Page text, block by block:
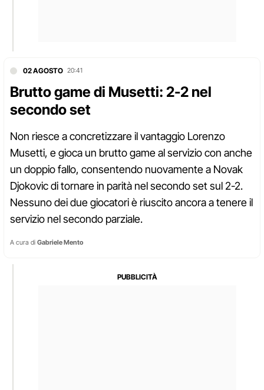
02 AGOSTO 20:41
Brutto game di Musetti: 2-2 nel
secondo set
Non riesce a concretizzare il vantaggio Lorenzo
Musetti, e gioca un brutto game al servizio con anche
un doppio fallo, consentendo nuovamente a Novak
Djokovic di tornare in parità nel secondo set sul 2-2.
Nessuno dei due giocatori è riuscito ancora a tenere il
servizio nel secondo parziale.
A cura di Gabriele Mento